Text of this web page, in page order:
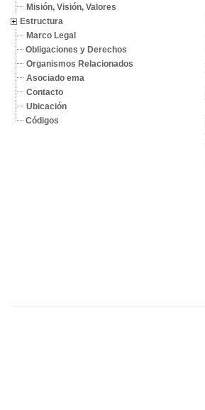
Misión, Visión, Valores
Estructura
Marco Legal
Obligaciones y Derechos
Organismos Relacionados
Asociado ema
Contacto
Ubicación
Códigos